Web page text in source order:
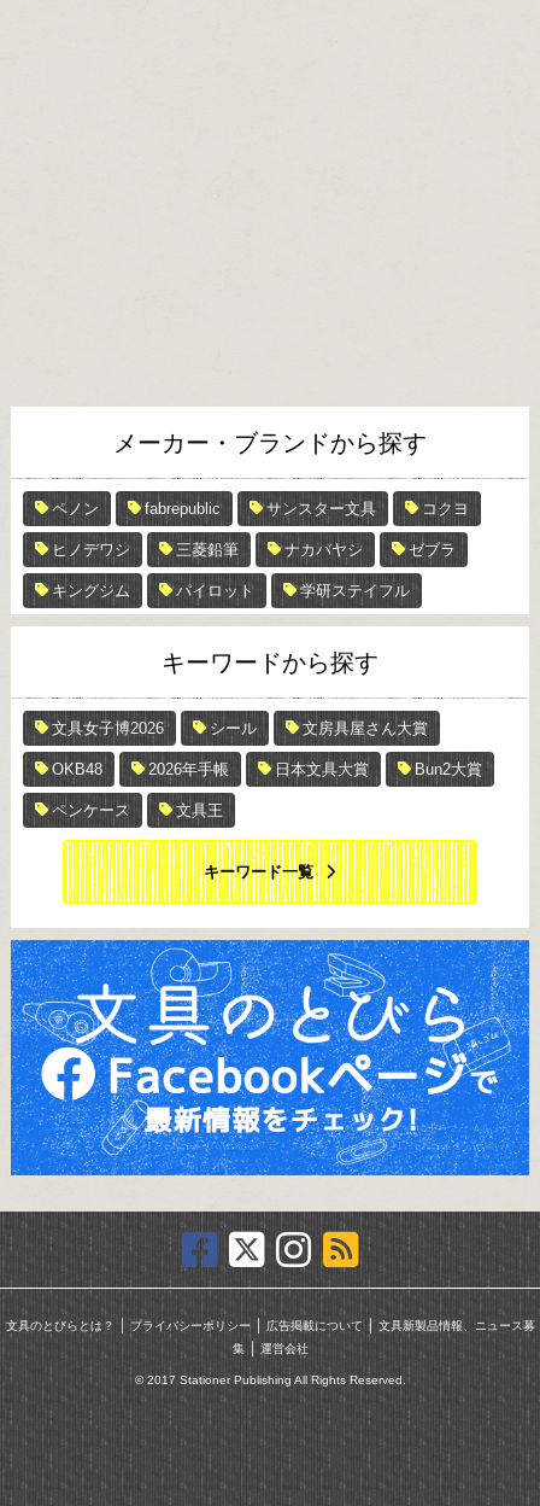
メーカー・ブランドから探す
ペノン fabrepublic サンスター文具 コクヨ
ヒノデワシ 三菱鉛筆 ナカバヤシ ゼブラ
キングジム パイロット 学研ステイフル
キーワードから探す
文具女子博2026 シール 文房具屋さん大賞
OKB48 2026年手帳 日本文具大賞 Bun2大賞
ペンケース 文具王
キーワード一覧
文具のとびらとは？ ｜ プライバシーポリシー｜ 広告掲載について ｜ 文具新製品情報、ニュース募
集｜ 運営会社
© 2017 Stationer Publishing All Rights Reserved.